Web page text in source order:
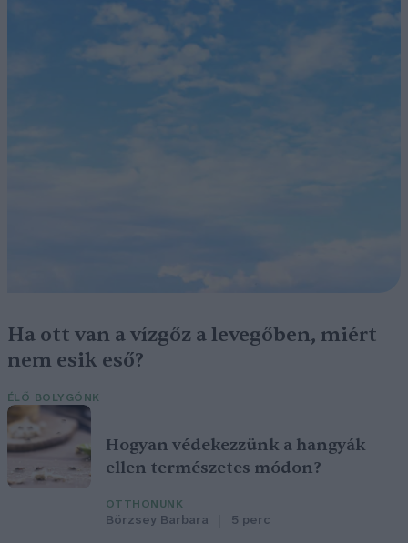
Ha ott van a vízgőz a levegőben, miért
nem esik eső?
ÉLŐ BOLYGÓNK
Hogyan védekezzünk a hangyák
ellen természetes módon?
OTTHONUNK
Börzsey Barbara 5 perc